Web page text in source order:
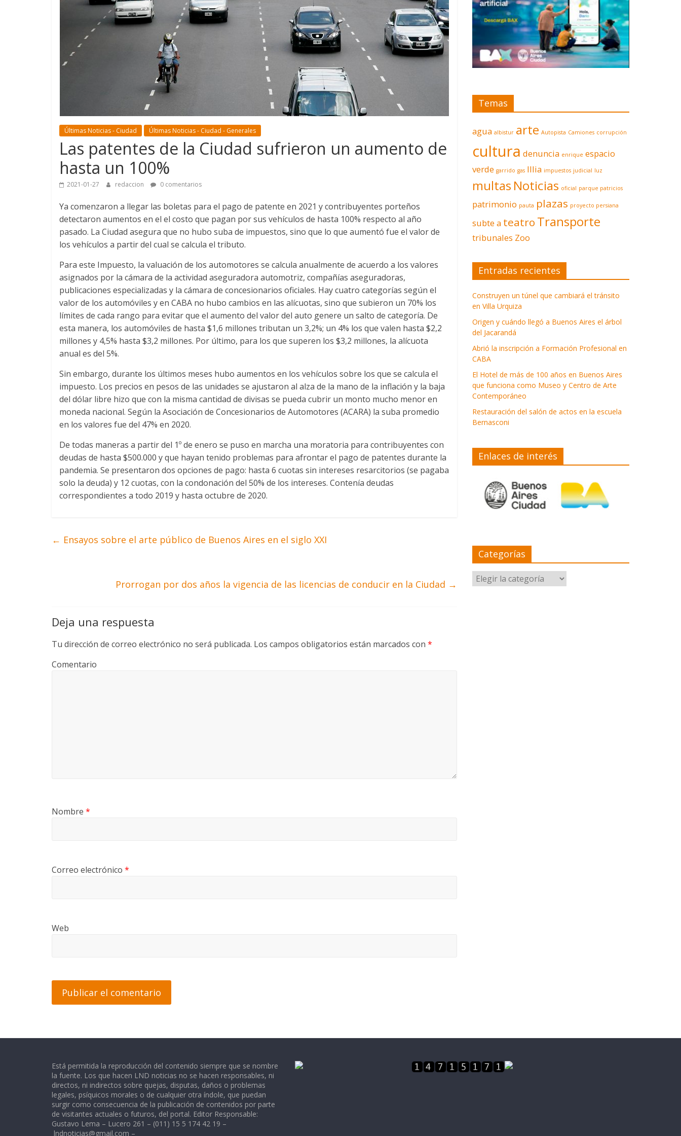
Últimas Noticias - Ciudad Últimas Noticias - Ciudad - Generales
Las patentes de la Ciudad sufrieron un aumento de
hasta un 100%
2021-01-27 redaccion 0 comentarios
Ya comenzaron a llegar las boletas para el pago de patente en 2021 y contribuyentes porteños
detectaron aumentos en el el costo que pagan por sus vehículos de hasta 100% respecto al año
pasado. La Ciudad asegura que no hubo suba de impuestos, sino que lo que aumentó fue el valor de
los vehículos a partir del cual se calcula el tributo.
Para este Impuesto, la valuación de los automotores se calcula anualmente de acuerdo a los valores
asignados por la cámara de la actividad aseguradora automotriz, compañías aseguradoras,
publicaciones especializadas y la cámara de concesionarios oficiales. Hay cuatro categorías según el
valor de los automóviles y en CABA no hubo cambios en las alícuotas, sino que subieron un 70% los
límites de cada rango para evitar que el aumento del valor del auto genere un salto de categoría. De
esta manera, los automóviles de hasta $1,6 millones tributan un 3,2%; un 4% los que valen hasta $2,2
millones y 4,5% hasta $3,2 millones. Por último, para los que superen los $3,2 millones, la alícuota
anual es del 5%.
Sin embargo, durante los últimos meses hubo aumentos en los vehículos sobre los que se calcula el
impuesto. Los precios en pesos de las unidades se ajustaron al alza de la mano de la inflación y la baja
del dólar libre hizo que con la misma cantidad de divisas se pueda cubrir un monto mucho menor en
moneda nacional. Según la Asociación de Concesionarios de Automotores (ACARA) la suba promedio
en los valores fue del 47% en 2020.
De todas maneras a partir del 1º de enero se puso en marcha una moratoria para contribuyentes con
deudas de hasta $500.000 y que hayan tenido problemas para afrontar el pago de patentes durante la
pandemia. Se presentaron dos opciones de pago: hasta 6 cuotas sin intereses resarcitorios (se pagaba
solo la deuda) y 12 cuotas, con la condonación del 50% de los intereses. Contenía deudas
correspondientes a todo 2019 y hasta octubre de 2020.
← Ensayos sobre el arte público de Buenos Aires en el siglo XXI
Prorrogan por dos años la vigencia de las licencias de conducir en la Ciudad →
Deja una respuesta
Tu dirección de correo electrónico no será publicada. Los campos obligatorios están marcados con *
Comentario
Nombre *
Correo electrónico *
Web
Temas
agua albistur arte Autopista Camiones corrupción
cultura denuncia enrique espacio
verde garrido gas Illia impuestos judicial luz
multas Noticias oficial parque patricios
patrimonio pauta plazas proyecto persiana
subte a teatro Transporte
tribunales Zoo
Entradas recientes
Construyen un túnel que cambiará el tránsito
en Villa Urquiza
Origen y cuándo llegó a Buenos Aires el árbol
del Jacarandá
Abrió la inscripción a Formación Profesional en
CABA
El Hotel de más de 100 años en Buenos Aires
que funciona como Museo y Centro de Arte
Contemporáneo
Restauración del salón de actos en la escuela
Bernasconi
Enlaces de interés
Categorías
Categorías
Está permitida la reproducción del contenido siempre que se nombre
la fuente. Los que hacen LND noticias no se hacen responsables, ni
directos, ni indirectos sobre quejas, disputas, daños o problemas
legales, psíquicos morales o de cualquier otra índole, que puedan
surgir como consecuencia de la publicación de contenidos por parte
de visitantes actuales o futuros, del portal. Editor Responsable:
Gustavo Lema – Lucero 261 – (011) 15 5 174 42 19 –
lndnoticias@gmail.com –